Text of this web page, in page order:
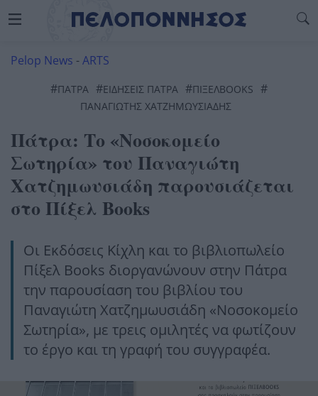
Pelop News -ARTS
#ΠΆΤΡΑ #ΕΙΔΗΣΕΙΣ ΠΑΤΡΑ #ΠΊΞΕΛBOOKS #
ΠΑΝΑΓΙΩΤΗΣ ΧΑΤΖΗΜΩΥΣΙΑΔΗΣ
Πάτρα: Το «Νοσοκομείο
Σωτηρία» του Παναγιώτη
Χατζημωυσιάδη παρουσιάζεται
στο Πίξελ Books
Οι Εκδόσεις Κίχλη και το βιβλιοπωλείο
Πίξελ Books διοργανώνουν στην Πάτρα
την παρουσίαση του βιβλίου του
Παναγιώτη Χατζημωυσιάδη «Νοσοκομείο
Σωτηρία», με τρεις ομιλητές να φωτίζουν
το έργο και τη γραφή του συγγραφέα.